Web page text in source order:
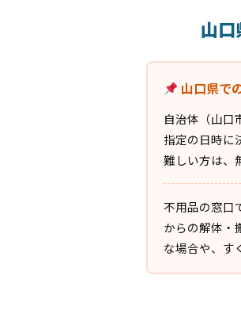
山
山口県で
自治体（山口
指定の日時に
難しい方は、
不用品の窓口
からの解体・
な場合や、す